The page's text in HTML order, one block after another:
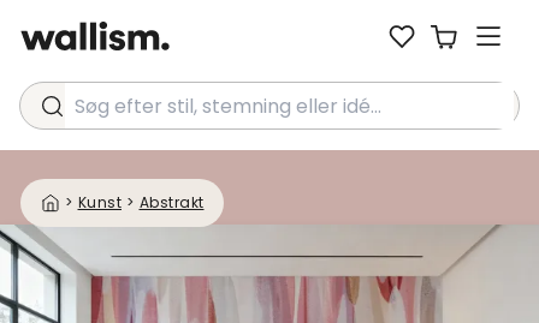
Søg efter stil, stemning eller idé...
> Kunst > Abstrakt